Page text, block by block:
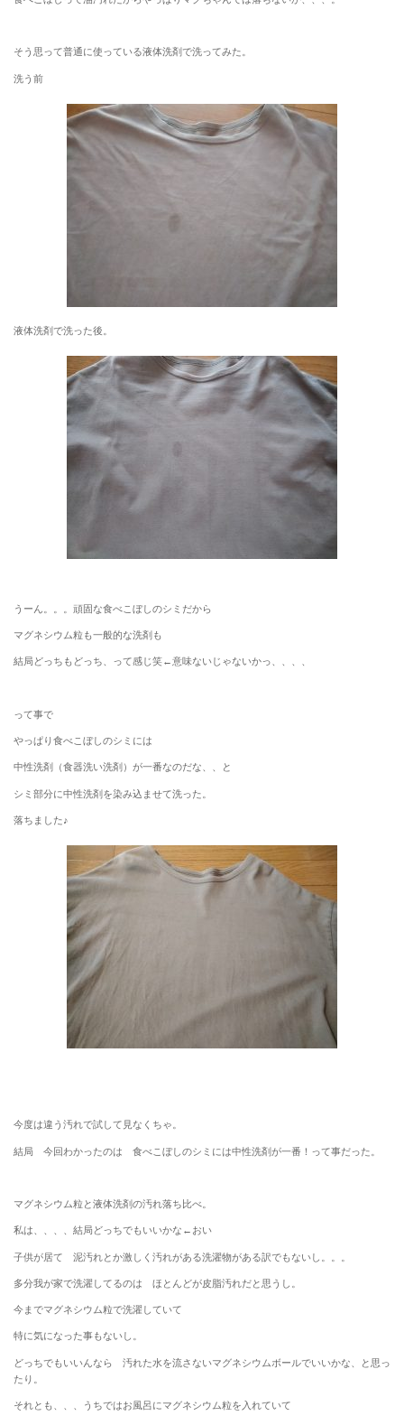
そう思って普通に使っている液体洗剤で洗ってみた。
洗う前
液体洗剤で洗った後。
うーん。。。頑固な食べこぼしのシミだから
マグネシウム粒も一般的な洗剤も
結局どっちもどっち、って感じ笑←意味ないじゃないかっ、、、、
って事で
やっぱり食べこぼしのシミには
中性洗剤（食器洗い洗剤）が一番なのだな、、と
シミ部分に中性洗剤を染み込ませて洗った。
落ちました♪
今度は違う汚れで試して見なくちゃ。
結局 今回わかったのは 食べこぼしのシミには中性洗剤が一番！って事だった。
マグネシウム粒と液体洗剤の汚れ落ち比べ。
私は、、、、結局どっちでもいいかな←おい
子供が居て 泥汚れとか激しく汚れがある洗濯物がある訳でもないし。。。
多分我が家で洗濯してるのは ほとんどが皮脂汚れだと思うし。
今までマグネシウム粒で洗濯していて
特に気になった事もないし。
どっちでもいいんなら 汚れた水を流さないマグネシウムボールでいいかな、と思っ
たり。
それとも、、、うちではお風呂にマグネシウム粒を入れていて